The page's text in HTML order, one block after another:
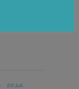
el-
· 20 jul.